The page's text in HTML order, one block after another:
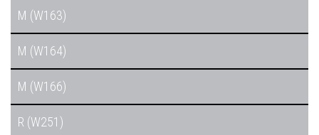
M (W163)
M (W164)
M (W166)
R (W251)